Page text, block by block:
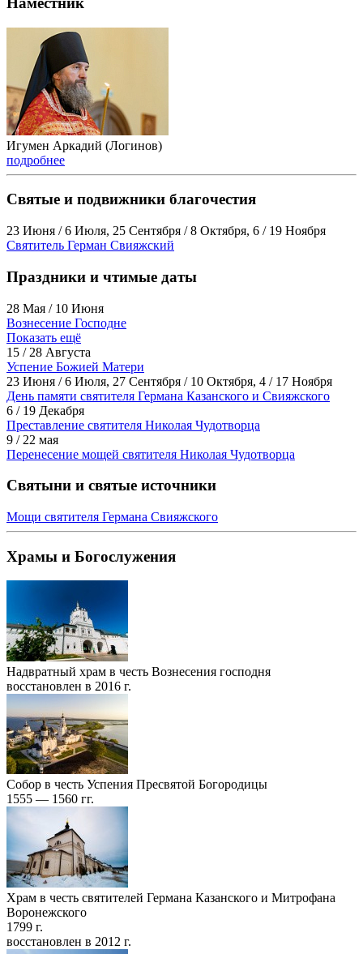
Игумен Аркадий (Логинов)
подробнее
Святые и подвижники благочестия
23 Июня / 6 Июля, 25 Сентября / 8 Октября, 6 / 19 Ноября
Святитель Герман Свияжский
Праздники и чтимые даты
28 Мая / 10 Июня
Вознесение Господне
Показать ещё
15 / 28 Августа
Успение Божией Матери
23 Июня / 6 Июля, 27 Сентября / 10 Октября, 4 / 17 Ноября
День памяти святителя Германа Казанского и Свияжского
6 / 19 Декабря
Преставление святителя Николая Чудотворца
9 / 22 мая
Перенесение мощей святителя Николая Чудотворца
Святыни и святые источники
Мощи святителя Германа Свияжского
Храмы и Богослужения
Надвратный храм в честь Вознесения господня
восстановлен в 2016 г.
Собор в честь Успения Пресвятой Богородицы
1555 — 1560 гг.
Храм в честь святителей Германа Казанского и Митрофана
Воронежского
1799 г.
восстановлен в 2012 г.